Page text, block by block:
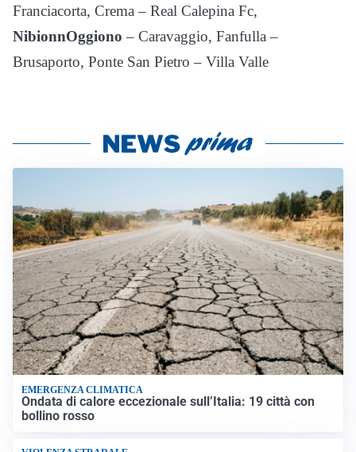
Franciacorta, Crema – Real Calepina Fc,
NibionnOggiono – Caravaggio, Fanfulla –
Brusaporto, Ponte San Pietro – Villa Valle
EMERGENZA CLIMATICA
Ondata di calore eccezionale sull’Italia: 19 città con
bollino rosso